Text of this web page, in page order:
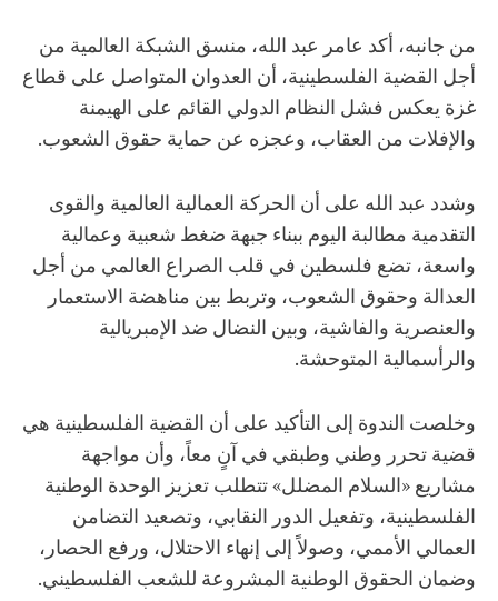
من جانبه، أكد عامر عبد الله، منسق الشبكة العالمية من
أجل القضية الفلسطينية، أن العدوان المتواصل على قطاع
غزة يعكس فشل النظام الدولي القائم على الهيمنة
والإفلات من العقاب، وعجزه عن حماية حقوق الشعوب.
وشدد عبد الله على أن الحركة العمالية العالمية والقوى
التقدمية مطالبة اليوم ببناء جبهة ضغط شعبية وعمالية
واسعة، تضع فلسطين في قلب الصراع العالمي من أجل
العدالة وحقوق الشعوب، وتربط بين مناهضة الاستعمار
والعنصرية والفاشية، وبين النضال ضد الإمبريالية
والرأسمالية المتوحشة.
وخلصت الندوة إلى التأكيد على أن القضية الفلسطينية هي
قضية تحرر وطني وطبقي في آنٍ معاً، وأن مواجهة
مشاريع «السلام المضلل» تتطلب تعزيز الوحدة الوطنية
الفلسطينية، وتفعيل الدور النقابي، وتصعيد التضامن
العمالي الأممي، وصولاً إلى إنهاء الاحتلال، ورفع الحصار،
وضمان الحقوق الوطنية المشروعة للشعب الفلسطيني.